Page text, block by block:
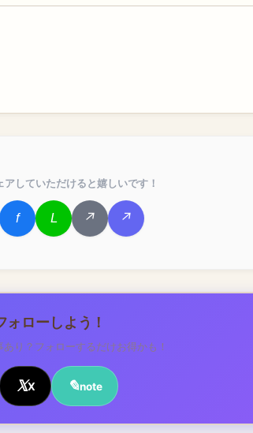
していただけると嬉しいです！
ローしよう！
り？フォローするだけお得かも！
X note